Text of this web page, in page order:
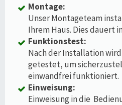
Montage:
Unser Montageteam
Ihrem Haus. Dies dauert
Funktionstest:
Nach der Installation
getestet, um
einwandfrei funktioniert.
Einweisung:
Einweisung in die